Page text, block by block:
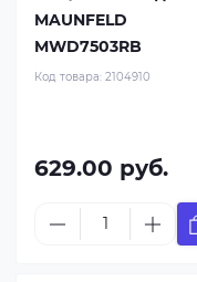
MAUNFELD
MWD7503RB
Код товара: 2104910
629.00 руб.